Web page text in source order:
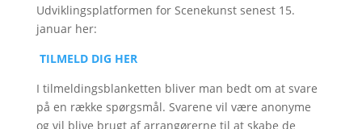
Udviklingsplatformen for Scenekunst senest 15.
januar her:
TILMELD DIG HER
I tilmeldingsblanketten bliver man bedt om at svare
på en række spørgsmål. Svarene vil være anonyme
og vil blive brugt af arrangørerne til at skabe de